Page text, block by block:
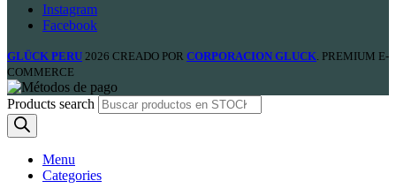
Instagram
Facebook
GLÜCK PERU 2026 CREADO POR CORPORACION GLUCK . PREMIUM E-
COMMERCE
Products search
Menu
Categories